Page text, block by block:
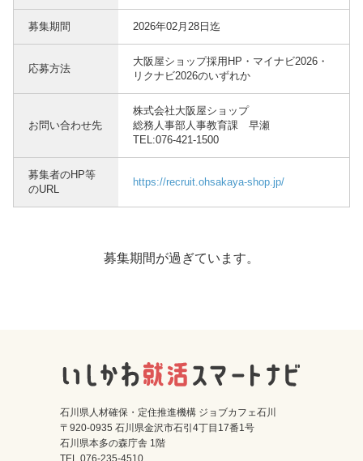
募集期間 2026年02月28日迄
応募方法
大阪屋ショップ採用HP・マイナビ2026・
リクナビ2026のいずれか
お問い合わせ先
株式会社大阪屋ショップ
総務人事部人事教育課 早瀬
TEL:076-421-1500
募集者のHP等
のURL
https://recruit.ohsakaya-shop.jp/
募集期間が過ぎています。
石川県人材確保・定住推進機構 ジョブカフェ石川
〒920-0935 石川県金沢市石引4丁目17番1号
石川県本多の森庁舎 1階
TEL 076-235-4510